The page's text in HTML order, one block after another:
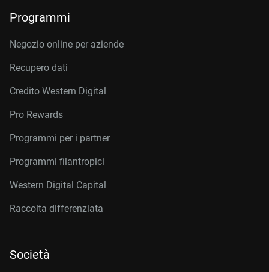
Programmi
Negozio online per aziende
Recupero dati
Credito Western Digital
Pro Rewards
Programmi per i partner
Programmi filantropici
Western Digital Capital
Raccolta differenziata
Società